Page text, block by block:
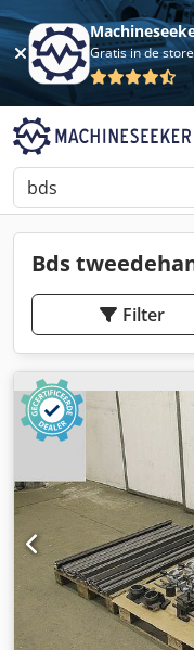
Gratis in de store
Bds
Filter